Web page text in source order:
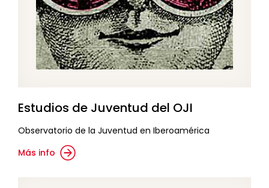
Estudios de Juventud del OJI
Observatorio de la Juventud en Iberoamérica
Más info